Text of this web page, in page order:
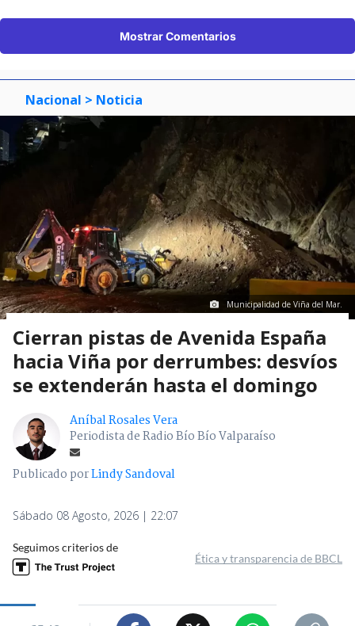
Mostrar Comentarios
Nacional > Noticia
Municipalidad de Viña del Mar.
Cierran pistas de Avenida España
hacia Viña por derrumbes: desvíos
se extenderán hasta el domingo
Aníbal Rosales Vera
Periodista de Radio Bío Bío Valparaíso
Publicado porLindy Sandoval
Sábado 08 Agosto, 2026 | 22:07
Seguimos criterios de
Ética y transparencia de BBCL